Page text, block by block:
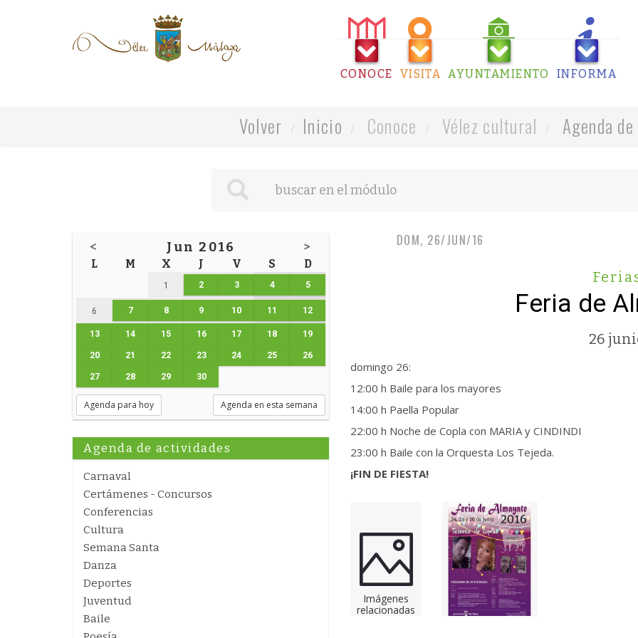
CONOCE VISITA AYUNTAMIENTO INFORMA
Volver Inicio Conoce Vélez cultural Agenda
< Jun 2016 >
L M X J V S D
1 2 3 4 5
6 7 8 9 10 11 12
13 14 15 16 17 18 19
20 21 22 23 24 25 26
27 28 29 30
Agenda para hoy Agenda en esta semana
Agenda de actividades
Carnaval
Certámenes - Concursos
Conferencias
Cultura
Semana Santa
Danza
Deportes
Juventud
Baile
DOM, 26/JUN/16
Feria de
26
domingo 26:
12:00 h Baile para los mayores
14:00 h Paella Popular
22:00 h Noche de Copla con MARIA y CINDINDI
23:00 h Baile con la Orquesta Los Tejeda.
¡FIN DE FIESTA!
Imágenes
relacionadas